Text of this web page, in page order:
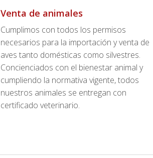
Venta de animales
Cumplimos con todos los permisos
necesarios para la importación y venta de
aves tanto domésticas como silvestres.
Concienciados con el bienestar animal y
cumpliendo la normativa vigente, todos
nuestros animales se entregan con
certificado veterinario.